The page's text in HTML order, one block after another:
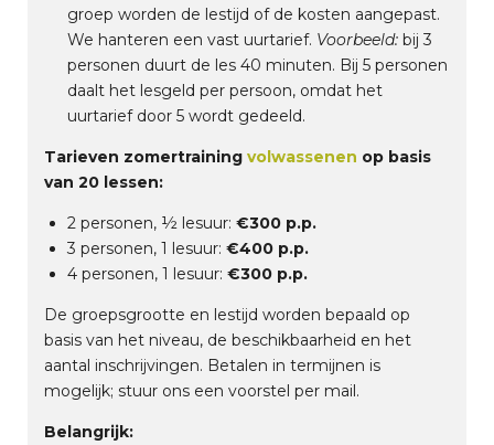
groep worden de lestijd of de kosten aangepast.
We hanteren een vast uurtarief. Voorbeeld: bij 3
personen duurt de les 40 minuten. Bij 5 personen
daalt het lesgeld per persoon, omdat het
uurtarief door 5 wordt gedeeld.
Tarieven zomertraining volwassenen op basis
van 20 lessen:
2 personen, ½ lesuur: €300 p.p.
3 personen, 1 lesuur: €400 p.p.
4 personen, 1 lesuur: €300 p.p.
De groepsgrootte en lestijd worden bepaald op
basis van het niveau, de beschikbaarheid en het
aantal inschrijvingen. Betalen in termijnen is
mogelijk; stuur ons een voorstel per mail.
Belangrijk: